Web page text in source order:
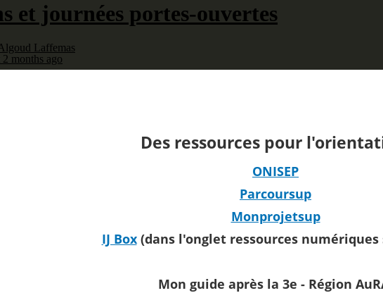
Des ressources pour
ONISEP
Parcoursup
Monprojetsup
IJ Box(dans l'onglet ressources numériques
Mon guide après la 3e - Région